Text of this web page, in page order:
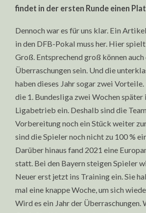
findet in der ersten Runde einen
Dennoch war es für uns klar. Ein
in den DFB-Pokal muss her. Hier
Groß. Entsprechend groß können auch
Überraschungen sein. Und die
haben dieses Jahr sogar zwei
die 1. Bundesliga zwei Wochen später
Ligabetrieb ein. Deshalb sind die
Vorbereitung noch ein Stück weiter
sind die Spieler noch nicht zu 100 %
Darüber hinaus fand 2021 eine
statt. Bei den Bayern steigen Spieler
Neuer erst jetzt ins Training ein. Sie
mal eine knappe Woche, um sich
Wird es ein Jahr der Überraschungen.